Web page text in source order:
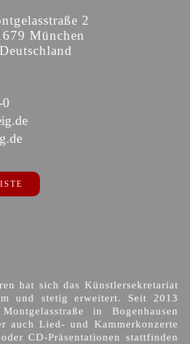
2
München
Deutschland
hat sich das Künstlersekretariat
und stetig erweitert. Seit 2013
in Bogenhausen
auch Lied- und Kammerkonzerte
CD-Präsentationen stattfinden